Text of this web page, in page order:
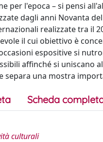
per l'epoca – si pensi
dagli anni Novanta
realizzate tra il
il cui obiettivo è
espositive si
affinché si uniscano
una mostra
Scheda
culturali